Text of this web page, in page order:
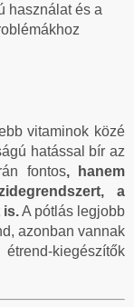
használat és a
vitaminok közé
hatással bír az
fontos, hanem
a
is.A pótlás legjobb
azonban vannak
kiegészítők